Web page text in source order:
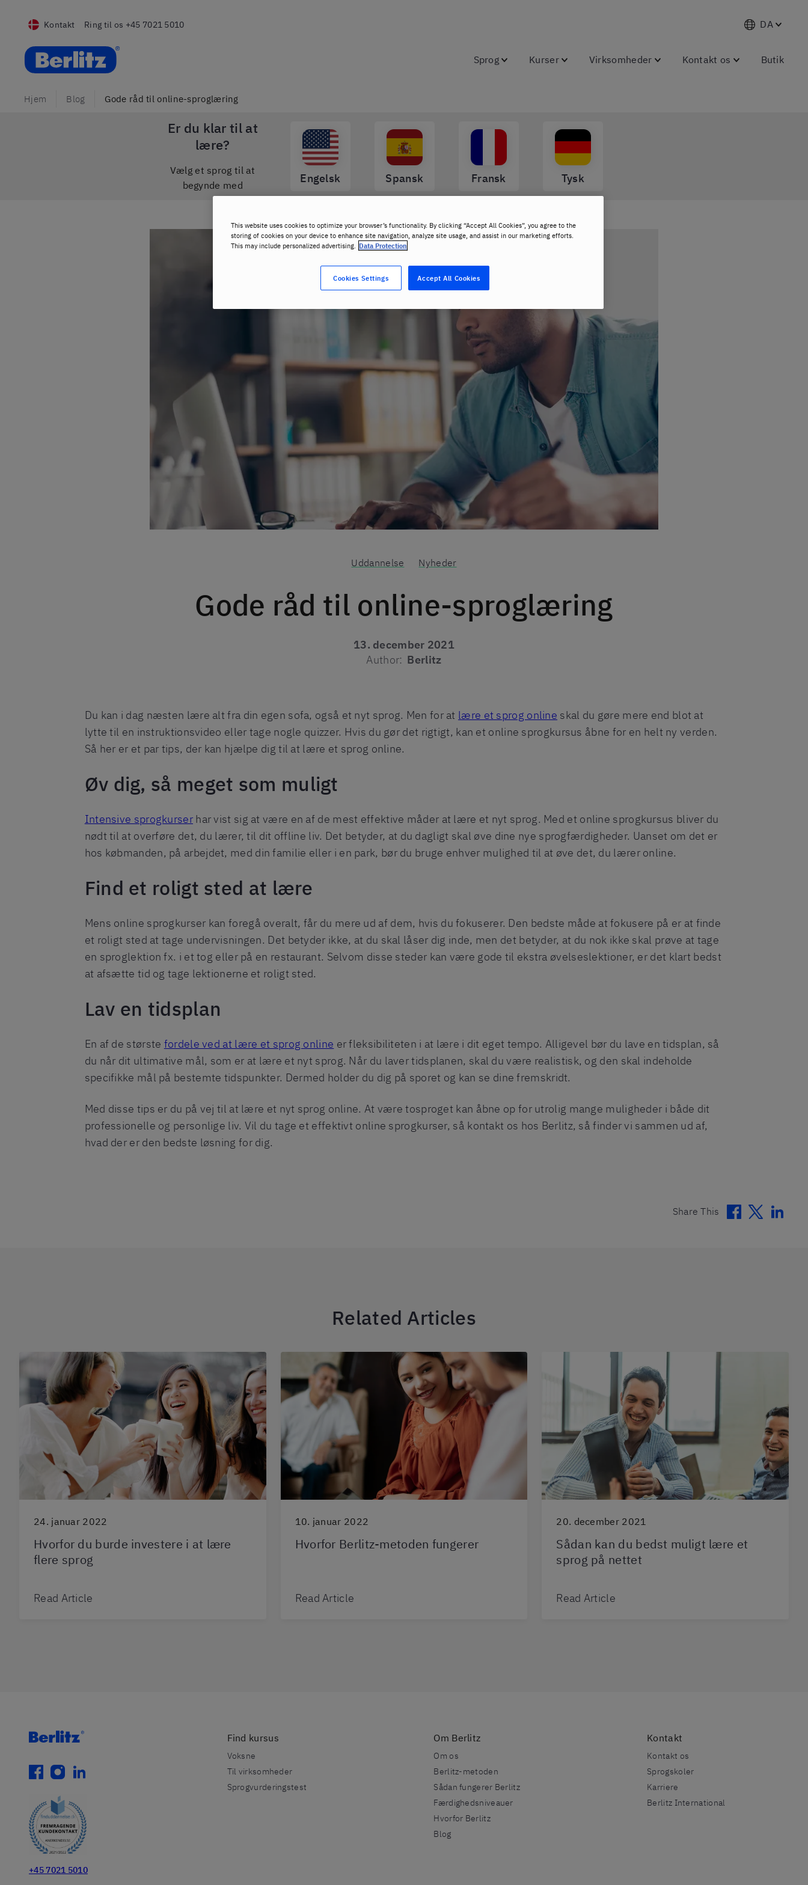
Kontakt Ring til os +45 7021 5010 DA
Berlitz DK
Sprog Kurser Virksomheder Kontakt os Butik
Hjem Blog Gode råd til online-sproglæring
Er du klar til at
lære?
Vælg et sprog til at
begynde med
Engelsk Spansk Fransk Tysk
Uddannelse Nyheder
Gode råd til online-sproglæring
13. december 2021
Author: Berlitz
Du kan i dag næsten lære alt fra din egen sofa, også et nyt sprog. Men for at lære et sprog online skal du gøre mere end blot at
lytte til en instruktionsvideo eller tage nogle quizzer. Hvis du gør det rigtigt, kan et online sprogkursus åbne for en helt ny verden.
Så her er et par tips, der kan hjælpe dig til at lære et sprog online.
Øv dig, så meget som muligt
Intensive sprogkurserhar vist sig at være en af ​​de mest effektive måder at lære et nyt sprog. Med et online sprogkursus bliver du
nødt til at overføre det, du lærer, til dit offline liv. Det betyder, at du dagligt skal øve dine nye sprogfærdigheder. Uanset om det er
hos købmanden, på arbejdet, med din familie eller i en park, bør du bruge enhver mulighed til at øve det, du lærer online.
Find et roligt sted at lære
Mens online sprogkurser kan foregå overalt, får du mere ud af dem, hvis du fokuserer. Den bedste måde at fokusere på er at finde
et roligt sted at tage undervisningen. Det betyder ikke, at du skal låser dig inde, men det betyder, at du nok ikke skal prøve at tage
en sproglektion fx. i et tog eller på en restaurant. Selvom disse steder kan være gode til ekstra øvelseslektioner, er det klart bedst
at afsætte tid og tage lektionerne et roligt sted.
Lav en tidsplan
En af de største fordele ved at lære et sprog online er fleksibiliteten i at lære i dit eget tempo. Alligevel bør du lave en tidsplan, så
du når dit ultimative mål, som er at lære et nyt sprog. Når du laver tidsplanen, skal du være realistisk, og den skal indeholde
specifikke mål på bestemte tidspunkter. Dermed holder du dig på sporet og kan se dine fremskridt.
Med disse tips er du på vej til at lære et nyt sprog online. At være tosproget kan åbne op for utrolig mange muligheder i både dit
professionelle og personlige liv. Vil du tage et effektivt online sprogkurser, så kontakt os hos Berlitz, så finder vi sammen ud af,
hvad der er den bedste løsning for dig.
Share This Facebook
Twitter
Related Articles
24. januar 2022
Hvorfor du burde investere i at lære
flere sprog
Read Article
10. januar 2022
Hvorfor Berlitz-metoden fungerer
Read Article
20. december 2021
Sådan kan du bedst muligt lære et
sprog på nettet
Read Article
facebook
instagram
linkedin
+45 7021 5010
Find kursus
Voksne
Til virksomheder
Sprogvurderingstest
Om Berlitz
Om os
Berlitz-metoden
Sådan fungerer Berlitz
Færdighedsniveauer
Hvorfor Berlitz
Blog
Kontakt
Kontakt os
Sprogskoler
Karriere
Berlitz International
This website uses cookies to optimize your browser’s functionality. By clicking “Accept All Cookies”, you agree to the
storing of cookies on your device to enhance site navigation, analyze site usage, and assist in our marketing efforts.
This may include personalized advertising. Data Protection
Accept All Cookies
Cookies Settings